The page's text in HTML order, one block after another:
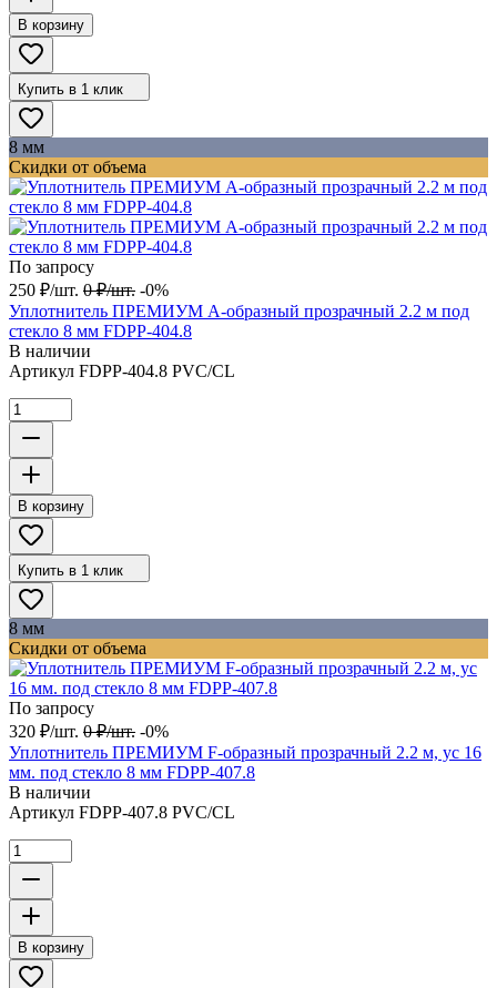
В корзину
Купить в 1 клик
8 мм
Скидки от объема
По запросу
250 ₽/шт. 0 ₽/шт. -0%
Уплотнитель ПРЕМИУМ А-образный прозрачный 2.2 м под
стекло 8 мм FDPP-404.8
В наличии
Артикул FDPP-404.8 PVC/CL
В корзину
Купить в 1 клик
8 мм
Скидки от объема
По запросу
320 ₽/шт. 0 ₽/шт. -0%
Уплотнитель ПРЕМИУМ F-образный прозрачный 2.2 м, ус 16
мм. под стекло 8 мм FDPP-407.8
В наличии
Артикул FDPP-407.8 PVC/CL
В корзину